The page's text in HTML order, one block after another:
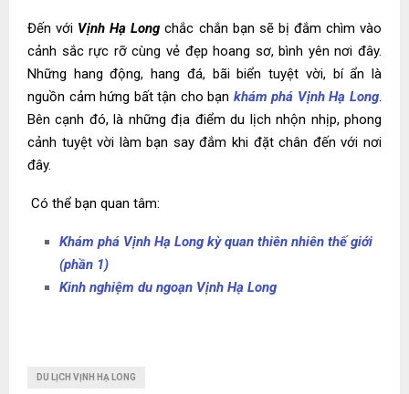
Đến với Vịnh Hạ Long chắc chắn bạn sẽ bị đắm chìm vào
cảnh sắc rực rỡ cùng vẻ đẹp hoang sơ, bình yên nơi đây.
Những hang động, hang đá, bãi biển tuyệt vời, bí ẩn là
nguồn cảm hứng bất tận cho bạn khám phá Vịnh Hạ Long.
Bên cạnh đó, là những địa điểm du lịch nhộn nhịp, phong
cảnh tuyệt vời làm bạn say đắm khi đặt chân đến với nơi
đây.
Có thể bạn quan tâm:
Khám phá Vịnh Hạ Long kỳ quan thiên nhiên thế giới
(phần 1)
Kinh nghiệm du ngoạn Vịnh Hạ Long
DU LỊCH VỊNH HẠ LONG